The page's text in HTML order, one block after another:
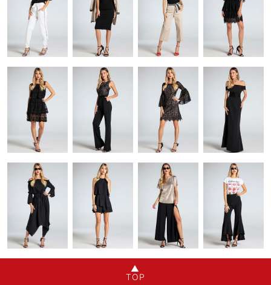
▲
TOP